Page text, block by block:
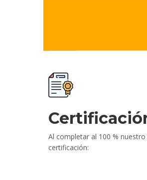
Al completar al 100 %
certificación: